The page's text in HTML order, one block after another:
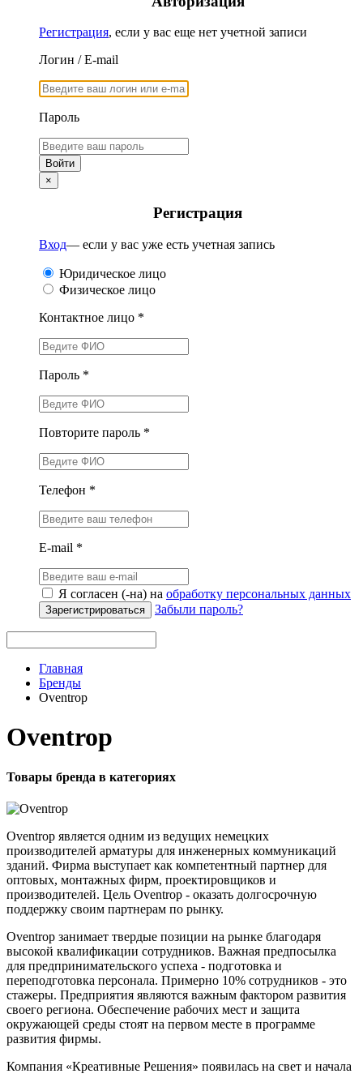
Регистрация, если у вас еще нет учетной записи
Логин / E-mail
Пароль
×
Регистрация
Вход— если у вас уже есть учетная запись
Юридическое лицо
Физическое лицо
Контактное лицо *
Пароль *
Повторите пароль *
Телефон *
E-mail *
Я согласен (-на) на обработку персональных данных
Зарегистрироваться Забыли пароль?
Главная
Бренды
Oventrop
Oventrop
Товары бренда в категориях
Oventrop является одним из ведущих немецких
производителей арматуры для инженерных коммуникаций
зданий. Фирма выступает как компетентный партнер для
оптовых, монтажных фирм, проектировщиков и
производителей. Цель Oventrop - оказать долгосрочную
поддержку своим партнерам по рынку.
Oventrop занимает твердые позиции на рынке благодаря
высокой квалификации сотрудников. Важная предпосылка
для предпринимательского успеха - подготовка и
переподготовка персонала. Примерно 10% сотрудников - это
стажеры. Предприятия являются важным фактором развития
своего региона. Обеспечение рабочих мест и защита
окружающей среды стоят на первом месте в программе
развития фирмы.
Компания «Креативные Решения» появилась на свет и начала